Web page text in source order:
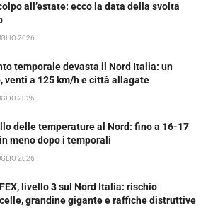
all’estate: ecco la data della svolta
2026
temporale devasta il Nord Italia: un
venti a 125 km/h e città allagate
2026
delle temperature al Nord: fino a 16-17
meno dopo i temporali
2026
livello 3 sul Nord Italia: rischio
grandine gigante e raffiche distruttive